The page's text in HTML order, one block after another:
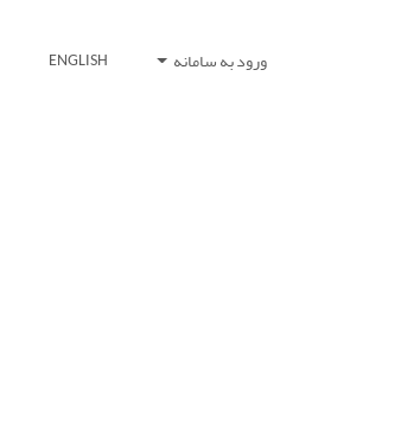
ورود به سامانه ENGLISH